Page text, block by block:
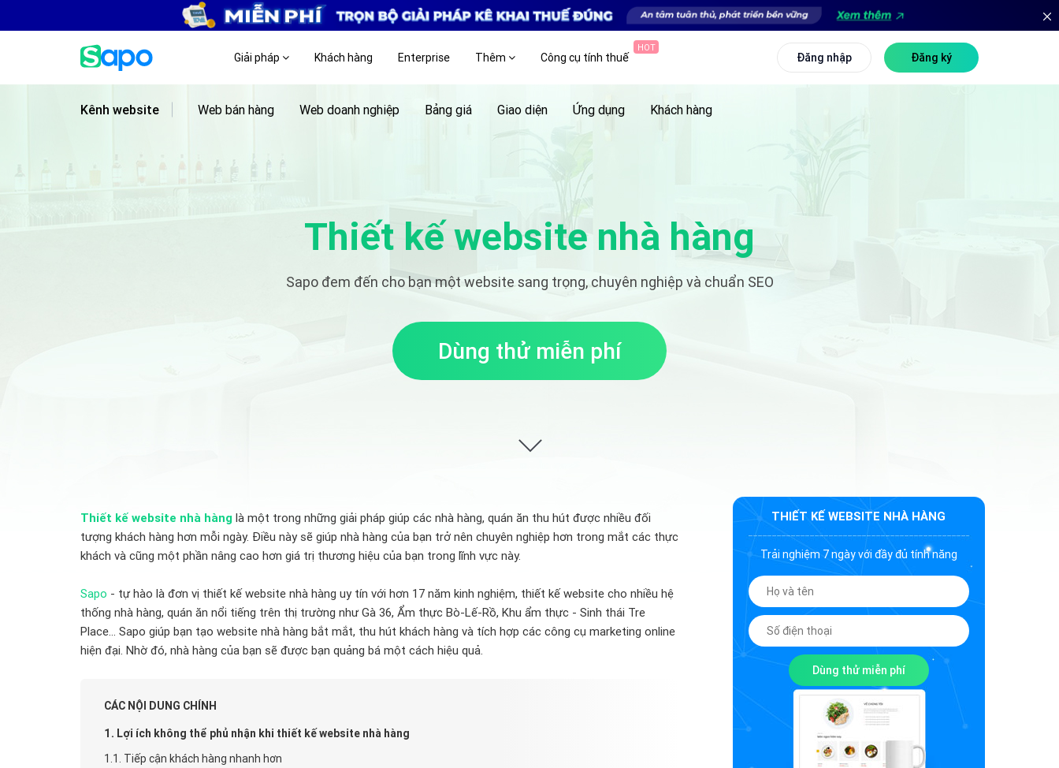
Giải pháp Khách hàng Enterprise Thêm Công cụ tính thuế
HOT
Đăng nhập Đăng ký
Kênh website Web bán hàng Web doanh nghiệp Bảng giá Giao diện Ứng dụng Khách hàng
Thiết kế website nhà hàng
Sapo đem đến cho bạn một website sang trọng, chuyên nghiệp và chuẩn SEO
Dùng thử miễn phí
Thiết kế website nhà hàng là một trong những giải pháp giúp các nhà hàng, quán ăn thu hút được nhiều đối
tượng khách hàng hơn mỗi ngày. Điều này sẽ giúp nhà hàng của bạn trở nên chuyên nghiệp hơn trong mắt các thực
khách và cũng một phần nâng cao hơn giá trị thương hiệu của bạn trong lĩnh vực này.
Sapo - tự hào là đơn vị thiết kế website nhà hàng uy tín với hơn 17 năm kinh nghiệm, thiết kế website cho nhiều hệ
thống nhà hàng, quán ăn nổi tiếng trên thị trường như Gà 36, Ẩm thực Bò-Lế-Rồ, Khu ẩm thực - Sinh thái Tre
Place... Sapo giúp bạn tạo website nhà hàng bắt mắt, thu hút khách hàng và tích hợp các công cụ marketing online
hiện đại. Nhờ đó, nhà hàng của bạn sẽ được bạn quảng bá một cách hiệu quả.
CÁC NỘI DUNG CHÍNH
Lợi ích không thể phủ nhận khi thiết kế website nhà hàng
Tiếp cận khách hàng nhanh hơn
THIẾT KẾ WEBSITE NHÀ HÀNG
Trải nghiệm 7 ngày với đầy đủ tính năng
Dùng thử miễn phí